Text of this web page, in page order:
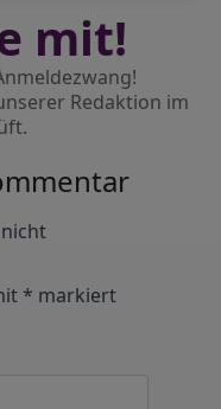
mit!
Redaktion im
* markiert